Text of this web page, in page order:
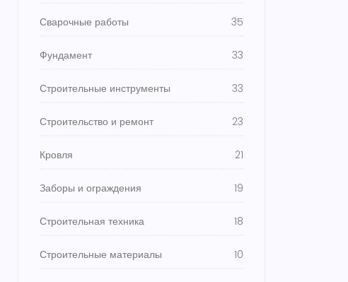
Сварочные работы 35
Фундамент 33
Строительные инструменты 33
Строительство и ремонт 23
Кровля 21
Заборы и ограждения 19
Строительная техника 18
Строительные материалы 10